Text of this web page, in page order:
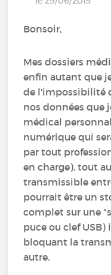
Bonsoir,
Mes dossiers
enfin autant que
de l'impossibilité
nos données que
médical
numérique qui
par tout
en charge), tout
transmissible
pourrait être un
complet sur une
puce ou clef
bloquant la
autre.